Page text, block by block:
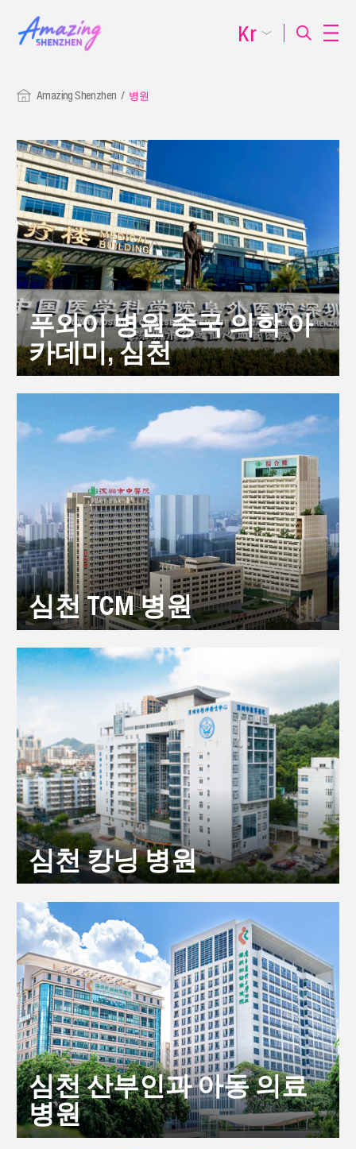
Amazing Shenzhen 병원
푸와이 병원 중국 의학 아
카데미, 심천
심천 TCM 병원
심천 캉닝 병원
심천 산부인과 아동 의료
병원
Kr